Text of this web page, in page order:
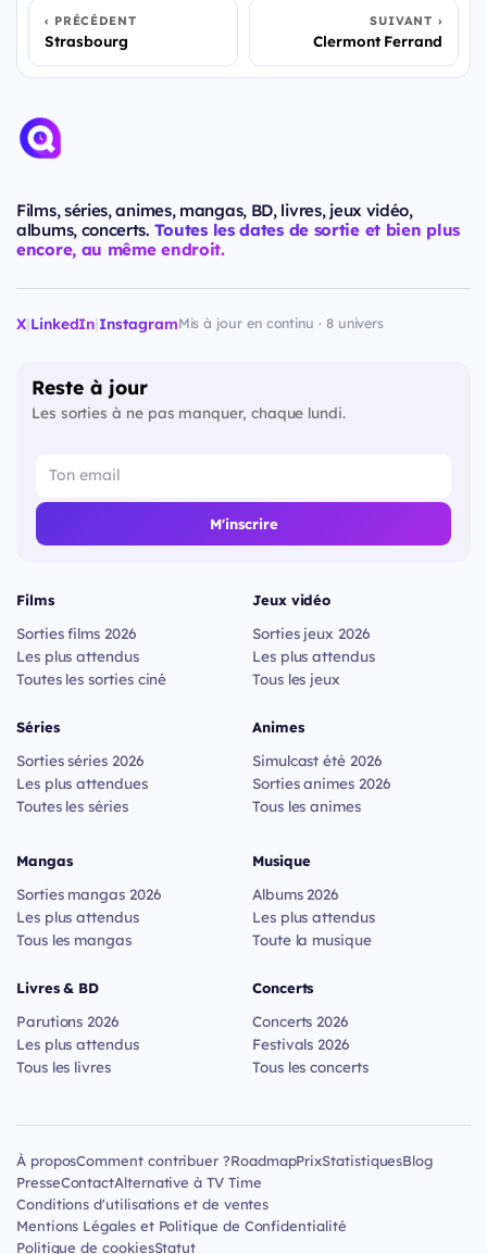
PRÉCÉDENT
Strasbourg
SUIVANT
Clermont Ferrand
Films, séries, animes, mangas, BD, livres, jeux vidéo,
albums, concerts. Toutes les dates de sortie et bien plus
encore, au même endroit.
X|LinkedIn|InstagramMis à jour en continu · 8 univers
Reste à jour
Les sorties à ne pas manquer, chaque lundi.
M'inscrire
Films
Sorties films 2026
Les plus attendus
Toutes les sorties ciné
Séries
Sorties séries 2026
Les plus attendues
Toutes les séries
Jeux vidéo
Sorties jeux 2026
Les plus attendus
Tous les jeux
Animes
Simulcast été 2026
Sorties animes 2026
Tous les animes
Mangas
Sorties mangas 2026
Les plus attendus
Tous les mangas
Livres & BD
Parutions 2026
Les plus attendus
Tous les livres
Musique
Albums 2026
Les plus attendus
Toute la musique
Concerts
Concerts 2026
Festivals 2026
Tous les concerts
À proposComment contribuer ?RoadmapPrixStatistiquesBlog
PresseContactAlternative à TV Time
Conditions d'utilisations et de ventes
Mentions Légales et Politique de Confidentialité
Politique de cookiesStatut